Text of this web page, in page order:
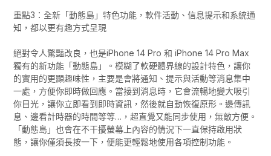
重點3：全新「動態島」特色功能，軟件活動、信息提示和系統通
知，都以更有趣方式呈現
絕對令人驚豔改良，也是iPhone 14 Pro 和 iPhone 14 Pro Max
獨有的新功能「動態島」。模糊了軟硬體界線的設計特色，讓你
的實用的更顯趣味性，主要是會將通知、提示與活動等消息集中
一處，方便你即時做回應。當接到消息時，它會流暢地變大吸引
你目光，讓你立即看到即時資訊，然後就自動恢復原形。邊傳訊
息、邊看計時器的時間等等…，超直覺又能同步使用，無敵方便。
「動態島」也會在不干擾螢幕上內容的情況下一直保持啟用狀
態，讓你僅須長按一下，便能更輕鬆地使用各項控制功能。